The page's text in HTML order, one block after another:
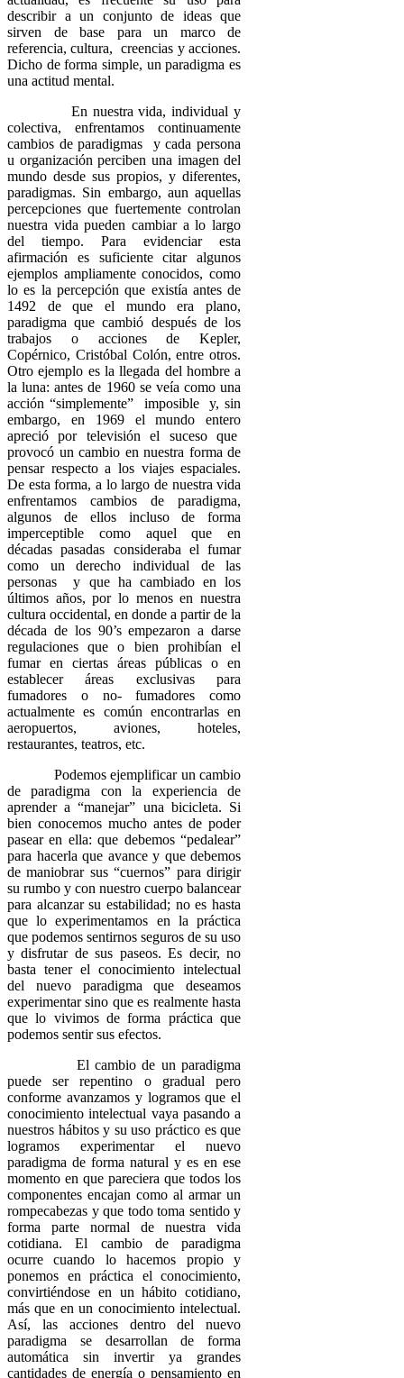
describir a un conjunto de ideas que
sirven de base para un marco de
referencia, cultura, creencias y acciones.
Dicho de forma simple, un paradigma es
una actitud mental.
En nuestra vida, individual y
colectiva, enfrentamos continuamente
cambios de paradigmas y cada persona
u organización perciben una imagen del
mundo desde sus propios, y diferentes,
paradigmas. Sin embargo, aun aquellas
percepciones que fuertemente controlan
nuestra vida pueden cambiar a lo largo
del tiempo. Para evidenciar esta
afirmación es suficiente citar algunos
ejemplos ampliamente conocidos, como
lo es la percepción que existía antes de
1492 de que el mundo era plano,
paradigma que cambió después de los
trabajos o acciones de Kepler,
Copérnico, Cristóbal Colón, entre otros.
Otro ejemplo es la llegada del hombre a
la luna: antes de 1960 se veía como una
acción “simplemente” imposible y, sin
embargo, en 1969 el mundo entero
apreció por televisión el suceso que
provocó un cambio en nuestra forma de
pensar respecto a los viajes espaciales.
De esta forma, a lo largo de nuestra vida
enfrentamos cambios de paradigma,
algunos de ellos incluso de forma
imperceptible como aquel que en
décadas pasadas consideraba el fumar
como un derecho individual de las
personas y que ha cambiado en los
últimos años, por lo menos en nuestra
cultura occidental, en donde a partir de la
década de los 90’s empezaron a darse
regulaciones que o bien prohibían el
fumar en ciertas áreas públicas o en
establecer áreas exclusivas para
fumadores o no- fumadores como
actualmente es común encontrarlas en
aeropuertos, aviones, hoteles,
restaurantes, teatros, etc.
Podemos ejemplificar un cambio
de paradigma con la experiencia de
aprender a “manejar” una bicicleta. Si
bien conocemos mucho antes de poder
pasear en ella: que debemos “pedalear”
para hacerla que avance y que debemos
de maniobrar sus “cuernos” para dirigir
su rumbo y con nuestro cuerpo balancear
para alcanzar su estabilidad; no es hasta
que lo experimentamos en la práctica
que podemos sentirnos seguros de su uso
y disfrutar de sus paseos. Es decir, no
basta tener el conocimiento intelectual
del nuevo paradigma que deseamos
experimentar sino que es realmente hasta
que lo vivimos de forma práctica que
podemos sentir sus efectos.
El cambio de un paradigma
puede ser repentino o gradual pero
conforme avanzamos y logramos que el
conocimiento intelectual vaya pasando a
nuestros hábitos y su uso práctico es que
logramos experimentar el nuevo
paradigma de forma natural y es en ese
momento en que pareciera que todos los
componentes encajan como al armar un
rompecabezas y que todo toma sentido y
forma parte normal de nuestra vida
cotidiana. El cambio de paradigma
ocurre cuando lo hacemos propio y
ponemos en práctica el conocimiento,
convirtiéndose en un hábito cotidiano,
más que en un conocimiento intelectual.
Así, las acciones dentro del nuevo
paradigma se desarrollan de forma
automática sin invertir ya grandes
cantidades de energía o pensamiento en